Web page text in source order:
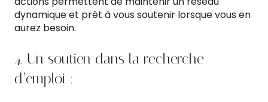
dynamique et prêt à vous soutenir lorsque vous en
aurez besoin.
4. Un soutien dans la recherche
d’emploi :